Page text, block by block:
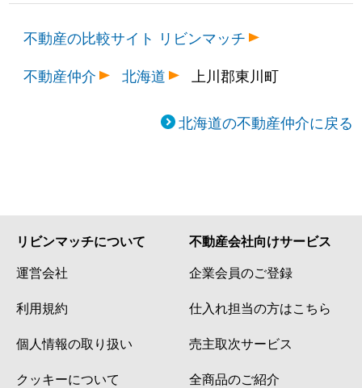
不動産の比較サイト リビンマッチ
不動産仲介
北海道 上川郡東川町
北海道の不動産仲介に戻る
リビンマッチについて
運営会社
利用規約
個人情報の取り扱い
クッキーについて
不動産会社向けサービス
企業会員のご登録
仕入れ担当の方はこちら
売主取次サービス
全商品のご紹介